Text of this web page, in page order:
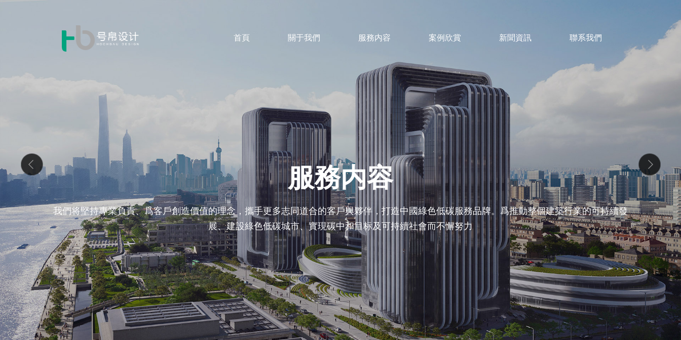
首頁 關于我們 服務内容 案例欣賞 新聞資訊 聯系我們
服務内容
我們将堅持專業負責、爲客戶創造價值的理念，攜手更多志同道合的客戶與夥伴，打造中國綠色低碳服務品牌。爲推動整個建築行業的可持續發
展、建設綠色低碳城市、實現碳中和目标及可持續社會而不懈努力